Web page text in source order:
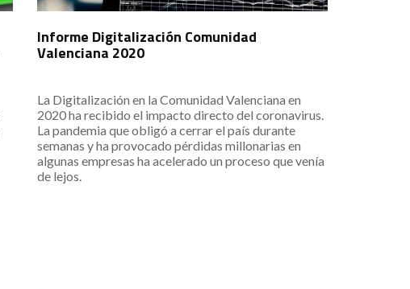
Informe Digitalización Comunidad
Valenciana 2020
La Digitalización en la Comunidad Valenciana en
2020 ha recibido el impacto directo del coronavirus.
La pandemia que obligó a cerrar el país durante
semanas y ha provocado pérdidas millonarias en
algunas empresas ha acelerado un proceso que venía
de lejos.